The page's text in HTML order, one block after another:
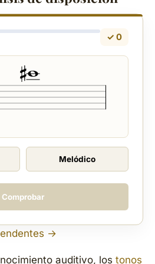
✓ 0
Melódico
Comprobar
→
auditivo, los tonos